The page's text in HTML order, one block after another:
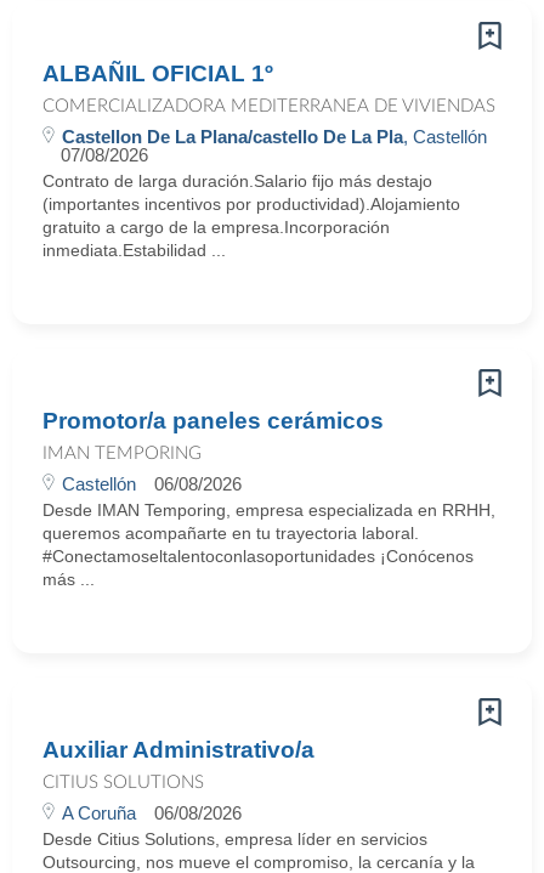
ALBAÑIL OFICIAL 1º
COMERCIALIZADORA MEDITERRANEA DE VIVIENDAS
Castellon De La Plana/castello De La Pla, Castellón
07/08/2026
Contrato de larga duración.Salario fijo más destajo
(importantes incentivos por productividad).Alojamiento
gratuito a cargo de la empresa.Incorporación
inmediata.Estabilidad ...
Promotor/a paneles cerámicos
IMAN TEMPORING
Castellón 06/08/2026
Desde IMAN Temporing, empresa especializada en RRHH,
queremos acompañarte en tu trayectoria laboral.
#Conectamoseltalentoconlasoportunidades ¡Conócenos
más ...
Auxiliar Administrativo/a
CITIUS SOLUTIONS
A Coruña 06/08/2026
Desde Citius Solutions, empresa líder en servicios
Outsourcing, nos mueve el compromiso, la cercanía y la